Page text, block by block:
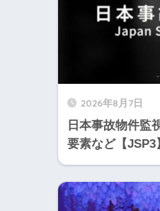
2026年8月7日
日本事故物件監
要素など【JSP3